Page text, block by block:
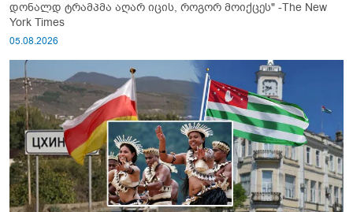
დონალდ ტრამპმა აღარ იცის, როგორ მოიქცეს" -The New
York Times
05.08.2026